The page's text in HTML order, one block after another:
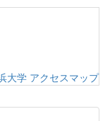
大学 アクセスマップ